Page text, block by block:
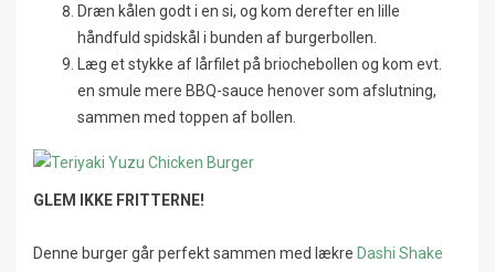
Dræn kålen godt i en si, og kom derefter en lille
håndfuld spidskål i bunden af burgerbollen.
Læg et stykke af lårfilet på briochebollen og kom evt.
en smule mere BBQ-sauce henover som afslutning,
sammen med toppen af bollen.
GLEM IKKE FRITTERNE!
Denne burger går perfekt sammen med lækre Dashi Shake